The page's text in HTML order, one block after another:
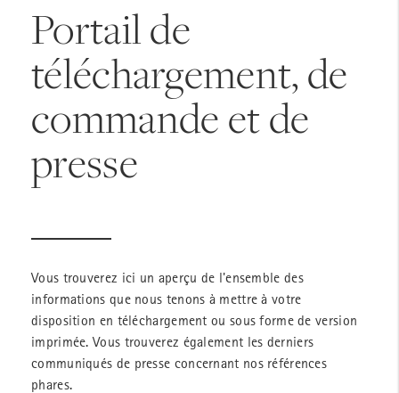
Portail de
téléchargement, de
commande et de
presse
Vous trouverez ici un aperçu de l'ensemble des
informations que nous tenons à mettre à votre
disposition en téléchargement ou sous forme de version
imprimée. Vous trouverez également les derniers
communiqués de presse concernant nos références
phares.